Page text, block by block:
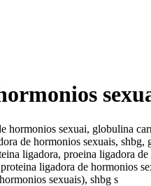
hormonios sexuai, globulina
de hormonios sexuais,
ligadora, proeina ligadora
ligadora de hormonios
sexuais), shbg s